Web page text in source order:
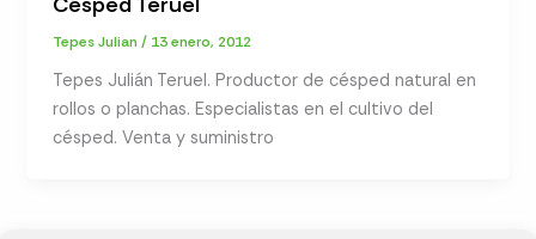
Tepes Julian/ 13 enero, 2012
Tepes Julián Teruel. Productor de césped natural en
rollos o planchas. Especialistas en el cultivo del
césped. Venta y suministro